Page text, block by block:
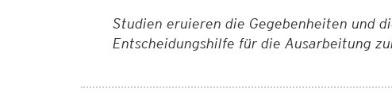
Studien eruieren die Gegebenheiten und
Entscheidungshilfe für die Ausarbeitung